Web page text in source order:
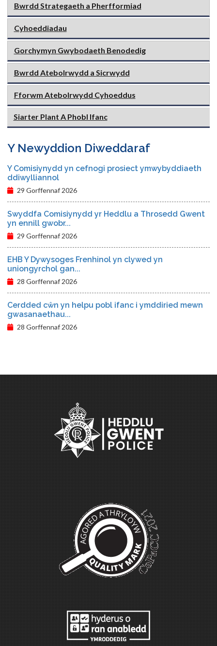
Bwrdd Strategaeth a Pherfformiad
Cyhoeddiadau
Gorchymyn Gwybodaeth Benodedig
Bwrdd Atebolrwydd a Sicrwydd
Fforwm Atebolrwydd Cyhoeddus
Siarter Plant A Phobl Ifanc
Y Newyddion Diweddaraf
Y Comisiynydd yn cefnogi prosiect ymwybyddiaeth
ddiwylliannol
29 Gorffennaf 2026
Swyddfa Comisiynydd yr Heddlu a Throsedd Gwent
yn ennill gwobr...
29 Gorffennaf 2026
EHB Y Dywysoges Frenhinol yn clywed yn
uniongyrchol gan...
28 Gorffennaf 2026
Cerdded cŵn yn helpu pobl ifanc i ymddiried mewn
gwasanaethau...
28 Gorffennaf 2026